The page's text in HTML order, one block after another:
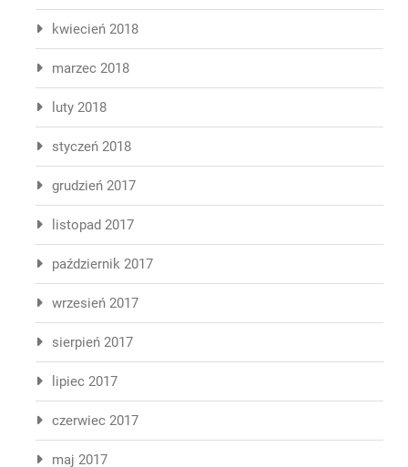
kwiecień 2018
marzec 2018
luty 2018
styczeń 2018
grudzień 2017
listopad 2017
październik 2017
wrzesień 2017
sierpień 2017
lipiec 2017
czerwiec 2017
maj 2017